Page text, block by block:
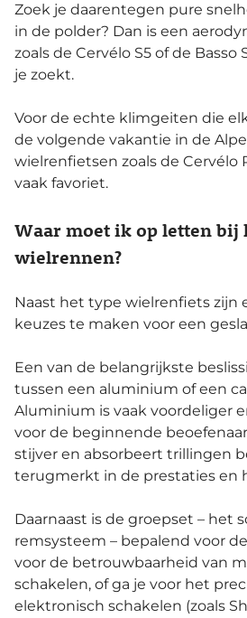
Zoek je daarentegen pure
in de polder? Dan is een
zoals de Cervélo S5 of de Basso
je zoekt.
Voor de echte klimgeiten die
de volgende vakantie in de
wielrenfietsen zoals de Cervélo
vaak favoriet.
Waar moet ik op letten bij
wielrennen?
Naast het type wielrenfiets zijn
keuzes te maken voor een
Een van de belangrijkste
tussen een aluminium of een
Aluminium is vaak voordeliger
voor de beginnende
stijver en absorbeert trillingen
terugmerkt in de prestaties en
Daarnaast is de groepset – het
remsysteem – bepalend voor
voor de betrouwbaarheid van
schakelen, of ga je voor het
elektronisch schakelen (zoals